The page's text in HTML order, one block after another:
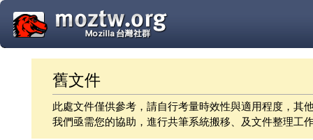
舊文件
此處文件僅供參考，請自行考量時效性與適用程度，其
我們亟需您的協助，進行共筆系統搬移、及文件整理工